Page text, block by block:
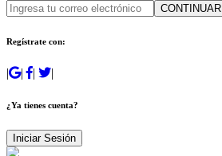
CONTINUAR
Regístrate con:
| | | |
¿Ya tienes cuenta?
Iniciar Sesión